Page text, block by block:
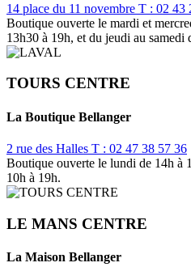
14 place du 11 novembre T : 02 43
Boutique ouverte le mardi et
13h30 à 19h, et du jeudi au samedi
TOURS CENTRE
La Boutique Bellanger
2 rue des Halles T : 02 47 38 57 36
Boutique ouverte le lundi de 14h à
10h à 19h.
LE MANS CENTRE
La Maison Bellanger